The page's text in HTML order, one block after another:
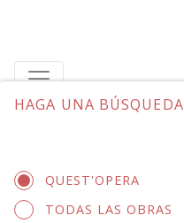
HAGA UNA BÚSQUEDA
QUEST'OPERA
TODAS LAS OBRAS